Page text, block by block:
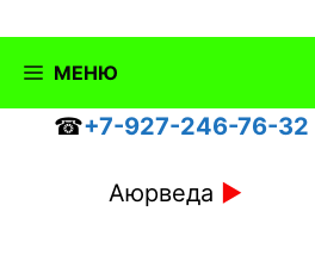
МЕНЮ
☎+7-927-246-76-32
Аюрведа ►